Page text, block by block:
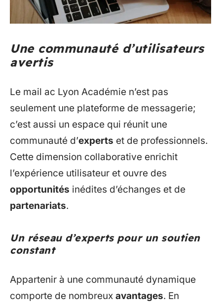
Une communauté d’utilisateurs
avertis
Le mail ac Lyon Académie n’est pas
seulement une plateforme de messagerie;
c’est aussi un espace qui réunit une
communauté d’experts et de professionnels.
Cette dimension collaborative enrichit
l’expérience utilisateur et ouvre des
opportunités inédites d’échanges et de
partenariats.
Un réseau d’experts pour un soutien
constant
Appartenir à une communauté dynamique
comporte de nombreux avantages. En